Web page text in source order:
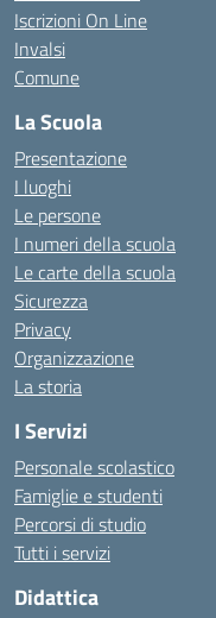
Iscrizioni On Line
Invalsi
Comune
La Scuola
Presentazione
I luoghi
Le persone
I numeri della scuola
Le carte della scuola
Sicurezza
Privacy
Organizzazione
La storia
I Servizi
Personale scolastico
Famiglie e studenti
Percorsi di studio
Tutti i servizi
Didattica